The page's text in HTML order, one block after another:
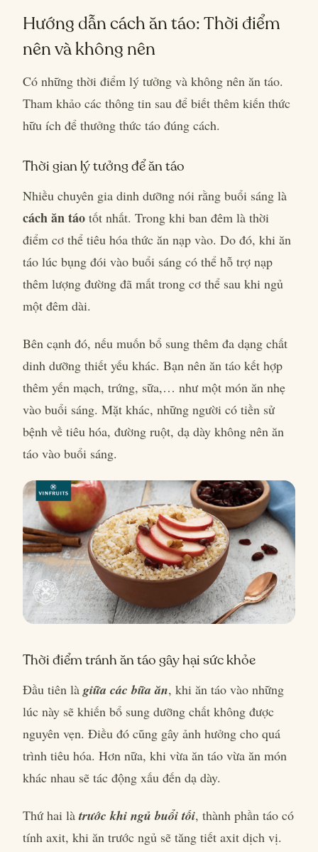
Hướng dẫn cách ăn táo: Thời điểm
nên và không nên
Có những thời điểm lý tưởng và không nên ăn táo.
Tham khảo các thông tin sau để biết thêm kiến thức
hữu ích để thưởng thức táo đúng cách.
Thời gian lý tưởng để ăn táo
Nhiều chuyên gia dinh dưỡng nói rằng buổi sáng là
cách ăn táo tốt nhất. Trong khi ban đêm là thời
điểm cơ thể tiêu hóa thức ăn nạp vào. Do đó, khi ăn
táo lúc bụng đói vào buổi sáng có thể hỗ trợ nạp
thêm lượng đường đã mất trong cơ thể sau khi ngủ
một đêm dài.
Bên cạnh đó, nếu muốn bổ sung thêm đa dạng chất
dinh dưỡng thiết yếu khác. Bạn nên ăn táo kết hợp
thêm yến mạch, trứng, sữa,… như một món ăn nhẹ
vào buổi sáng. Mặt khác, những người có tiền sử
bệnh về tiêu hóa, đường ruột, dạ dày không nên ăn
táo vào buổi sáng.
Thời điểm tránh ăn táo gây hại sức khỏe
Đầu tiên là giữa các bữa ăn, khi ăn táo vào những
lúc này sẽ khiến bổ sung dưỡng chất không được
nguyên vẹn. Điều đó cũng gây ảnh hưởng cho quá
trình tiêu hóa. Hơn nữa, khi vừa ăn táo vừa ăn món
khác nhau sẽ tác động xấu đến dạ dày.
Thứ hai làtrước khi ngủ buổi tối, thành phần táo có
tính axit, khi ăn trước ngủ sẽ tăng tiết axit dịch vị.